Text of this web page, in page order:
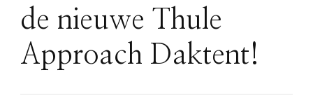
de nieuwe Thule
Approach Daktent!